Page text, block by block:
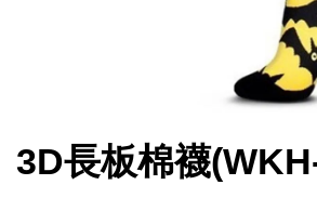
3D長板棉襪